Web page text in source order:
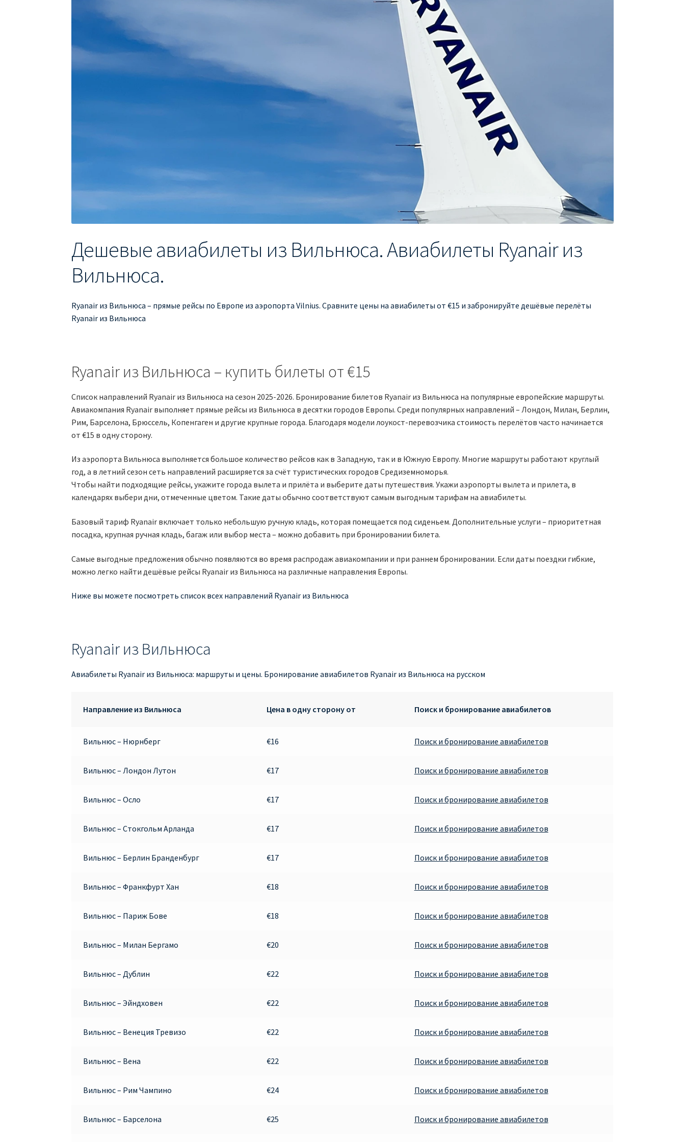
Дешевые авиабилеты из Вильнюса. Авиабилеты Ryanair из
Вильнюса.
Ryanair из Вильнюса – прямые рейсы по Европе из аэропорта Vilnius. Сравните цены на авиабилеты от €15 и забронируйте дешёвые перелёты
Ryanair из Вильнюса
Ryanair из Вильнюса – купить билеты от €15
Список направлений Ryanair из Вильнюса на сезон 2025-2026. Бронирование билетов Ryanair из Вильнюса на популярные европейские маршруты.
Авиакомпания Ryanair выполняет прямые рейсы из Вильнюса в десятки городов Европы. Среди популярных направлений – Лондон, Милан, Берлин,
Рим, Барселона, Брюссель, Копенгаген и другие крупные города. Благодаря модели лоукост-перевозчика стоимость перелётов часто начинается
от €15 в одну сторону.
Из аэропорта Вильнюса выполняется большое количество рейсов как в Западную, так и в Южную Европу. Многие маршруты работают круглый
год, а в летний сезон сеть направлений расширяется за счёт туристических городов Средиземноморья.
Чтобы найти подходящие рейсы, укажите города вылета и прилёта и выберите даты путешествия. Укажи аэропорты вылета и прилета, в
календарях выбери дни, отмеченные цветом. Такие даты обычно соответствуют самым выгодным тарифам на авиабилеты.
Базовый тариф Ryanair включает только небольшую ручную кладь, которая помещается под сиденьем. Дополнительные услуги – приоритетная
посадка, крупная ручная кладь, багаж или выбор места – можно добавить при бронировании билета.
Самые выгодные предложения обычно появляются во время распродаж авиакомпании и при раннем бронировании. Если даты поездки гибкие,
можно легко найти дешёвые рейсы Ryanair из Вильнюса на различные направления Европы.
Ниже вы можете посмотреть список всех направлений Ryanair из Вильнюса
Ryanair из Вильнюса
Авиабилеты Ryanair из Вильнюса: маршруты и цены. Бронирование авиабилетов Ryanair из Вильнюса на русском
Направление из Вильнюса Цена в одну сторону от Поиск и бронирование авиабилетов
Вильнюс – Нюрнберг €16 Поиск и бронирование авиабилетов
Вильнюс – Лондон Лутон €17 Поиск и бронирование авиабилетов
Вильнюс – Осло €17 Поиск и бронирование авиабилетов
Вильнюс – Стокгольм Арланда €17 Поиск и бронирование авиабилетов
Вильнюс – Берлин Бранденбург €17 Поиск и бронирование авиабилетов
Вильнюс – Франкфурт Хан €18 Поиск и бронирование авиабилетов
Вильнюс – Париж Бове €18 Поиск и бронирование авиабилетов
Вильнюс – Милан Бергамо €20 Поиск и бронирование авиабилетов
Вильнюс – Дублин €22 Поиск и бронирование авиабилетов
Вильнюс – Эйндховен €22 Поиск и бронирование авиабилетов
Вильнюс – Венеция Тревизо €22 Поиск и бронирование авиабилетов
Вильнюс – Вена €22 Поиск и бронирование авиабилетов
Вильнюс – Рим Чампино €24 Поиск и бронирование авиабилетов
Вильнюс – Барселона €25 Поиск и бронирование авиабилетов